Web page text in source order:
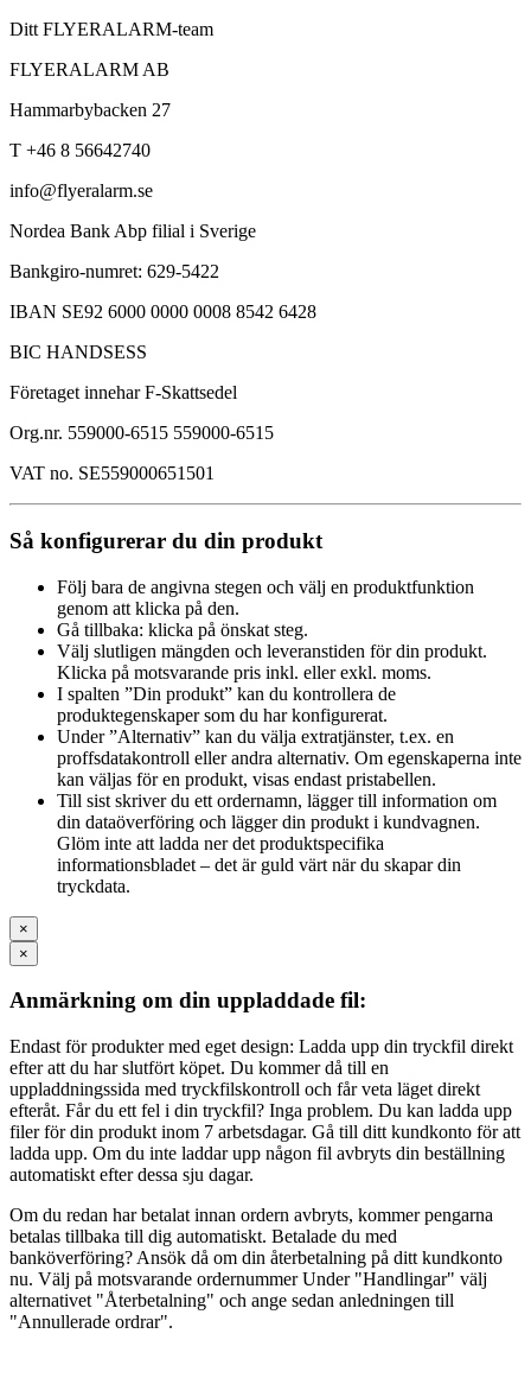
Ditt FLYERALARM-team
FLYERALARM AB
Hammarbybacken 27
T +46 8 56642740
info@flyeralarm.se
Nordea Bank Abp filial i Sverige
Bankgiro-numret: 629-5422
IBAN SE92 6000 0000 0008 8542 6428
BIC HANDSESS
Företaget innehar F-Skattsedel
Org.nr. 559000-6515 559000-6515
VAT no. SE559000651501
Så konfigurerar du din produkt
Följ bara de angivna stegen och välj en produktfunktion
genom att klicka på den.
Gå tillbaka: klicka på önskat steg.
Välj slutligen mängden och leveranstiden för din produkt.
Klicka på motsvarande pris inkl. eller exkl. moms.
I spalten ”Din produkt” kan du kontrollera de
produktegenskaper som du har konfigurerat.
Under ”Alternativ” kan du välja extratjänster, t.ex. en
proffsdatakontroll eller andra alternativ. Om egenskaperna inte
kan väljas för en produkt, visas endast pristabellen.
Till sist skriver du ett ordernamn, lägger till information om
din dataöverföring och lägger din produkt i kundvagnen.
Glöm inte att ladda ner det produktspecifika
informationsbladet – det är guld värt när du skapar din
tryckdata.
×
×
Anmärkning om din uppladdade fil:
Endast för produkter med eget design: Ladda upp din tryckfil direkt
efter att du har slutfört köpet. Du kommer då till en
uppladdningssida med tryckfilskontroll och får veta läget direkt
efteråt. Får du ett fel i din tryckfil? Inga problem. Du kan ladda upp
filer för din produkt inom 7 arbetsdagar. Gå till ditt kundkonto för att
ladda upp. Om du inte laddar upp någon fil avbryts din beställning
automatiskt efter dessa sju dagar.
Om du redan har betalat innan ordern avbryts, kommer pengarna
betalas tillbaka till dig automatiskt. Betalade du med
banköverföring? Ansök då om din återbetalning på ditt kundkonto
nu. Välj på motsvarande ordernummer Under "Handlingar" välj
alternativet "Återbetalning" och ange sedan anledningen till
"Annullerade ordrar".